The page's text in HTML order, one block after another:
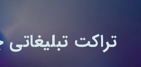
تراکت